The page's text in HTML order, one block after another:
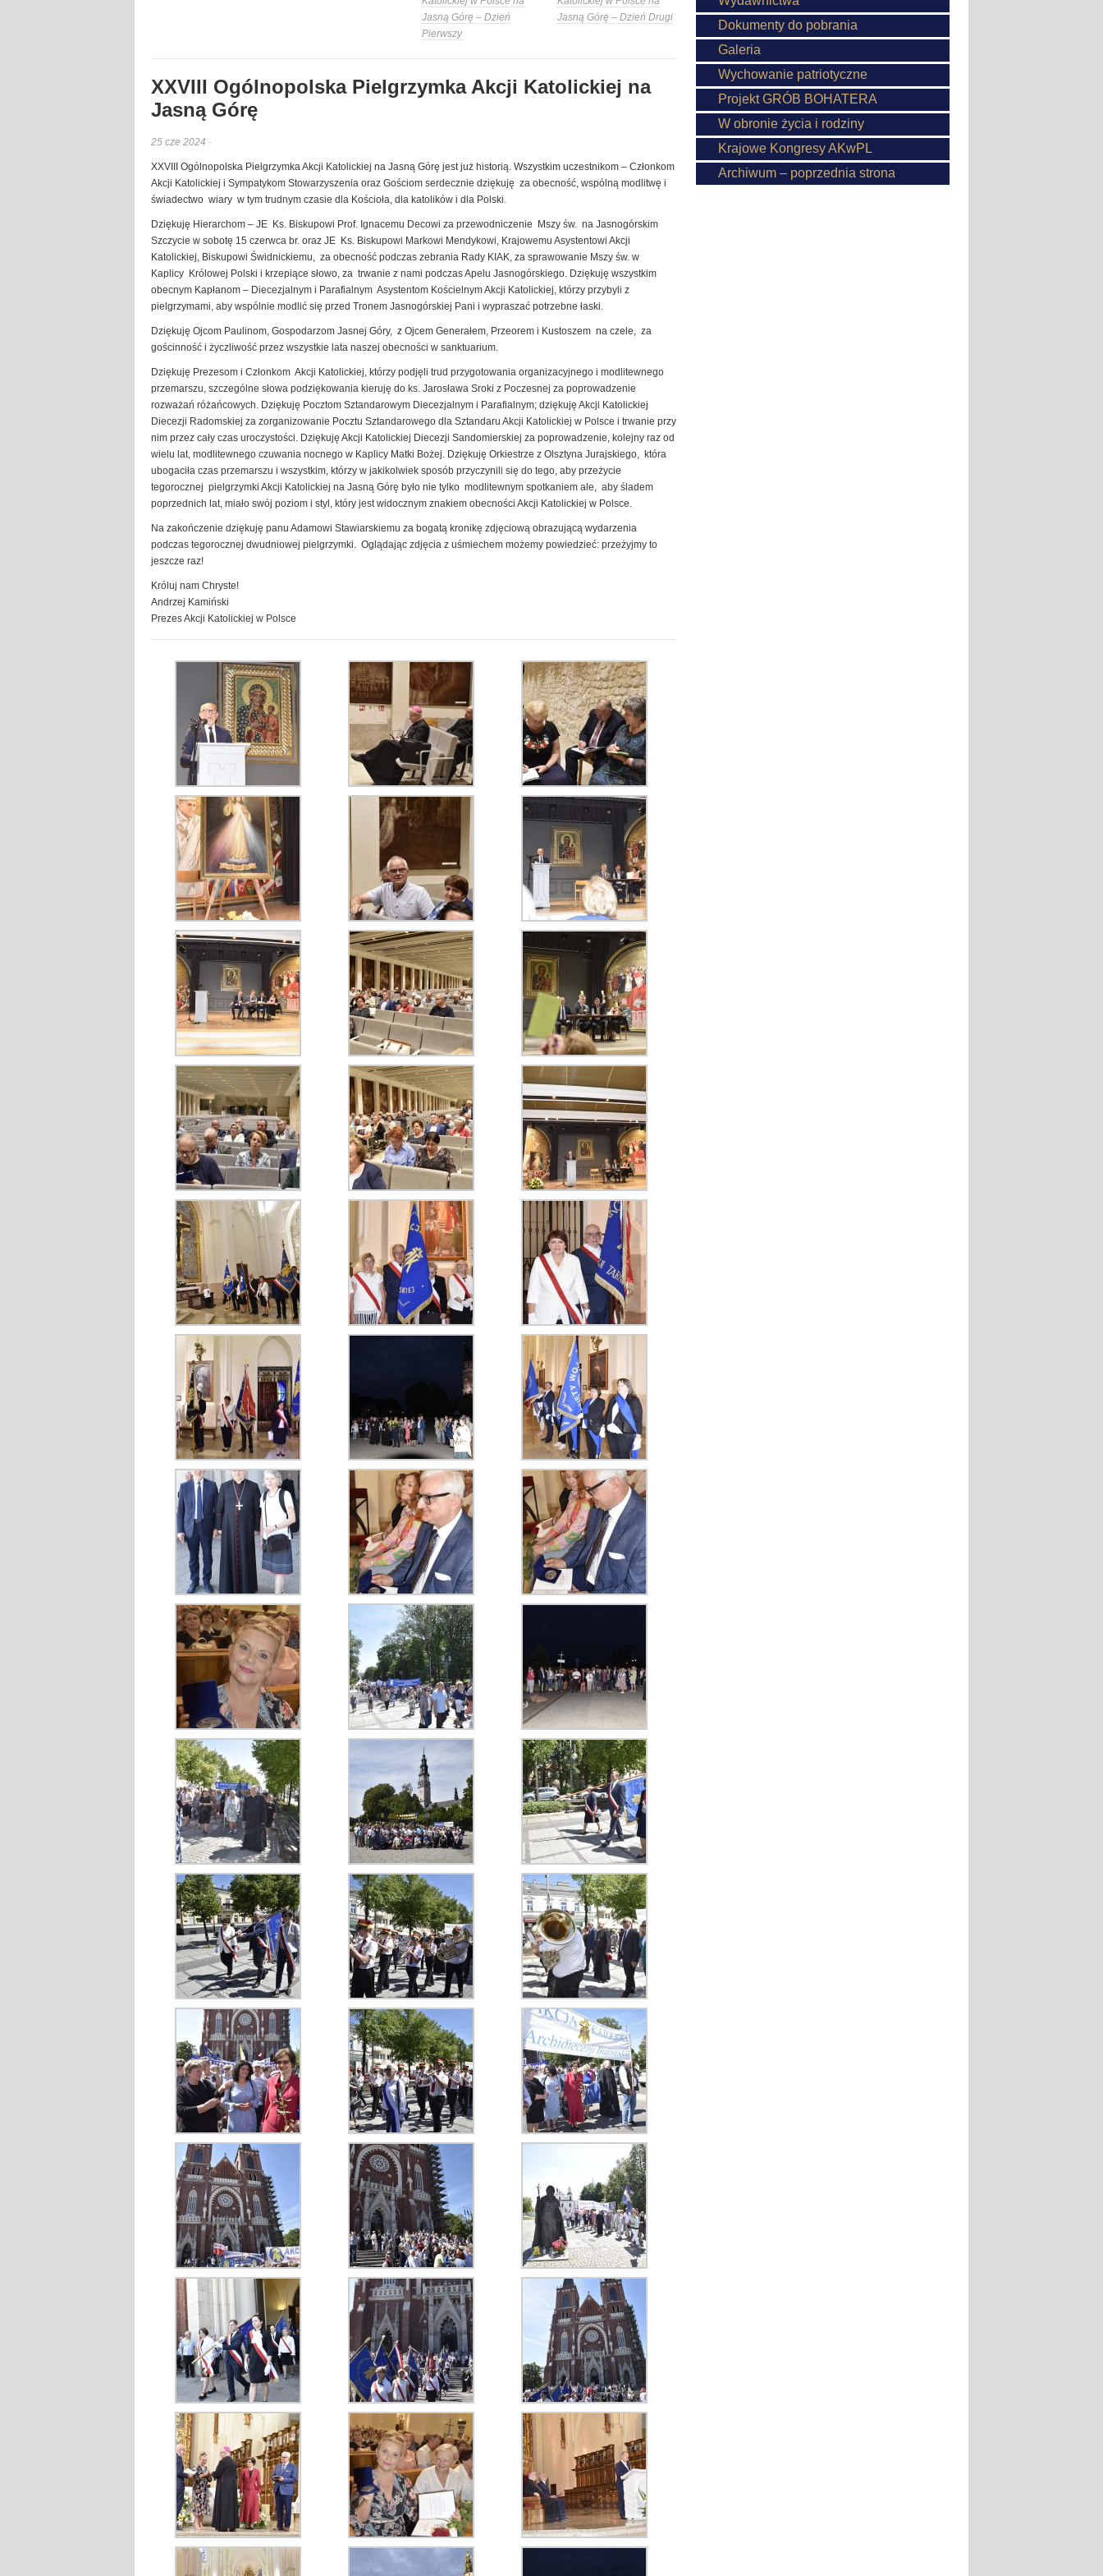
Jasną Górę – Dzień
Pierwszy
Jasną Górę – Dzień Drugi
XXVIII Ogólnopolska Pielgrzymka Akcji Katolickiej na
Jasną Górę
25 cze 2024 ·
XXVIII Ogólnopolska Pielgrzymka Akcji Katolickiej na Jasną Górę jest już historią. Wszystkim uczestnikom – Członkom
Akcji Katolickiej i Sympatykom Stowarzyszenia oraz Gościom serdecznie dziękuję za obecność, wspólną modlitwę i
świadectwo wiary w tym trudnym czasie dla Kościoła, dla katolików i dla Polski.
Dziękuję Hierarchom – JE Ks. Biskupowi Prof. Ignacemu Decowi za przewodniczenie Mszy św. na Jasnogórskim
Szczycie w sobotę 15 czerwca br. oraz JE Ks. Biskupowi Markowi Mendykowi, Krajowemu Asystentowi Akcji
Katolickiej, Biskupowi Świdnickiemu, za obecność podczas zebrania Rady KIAK, za sprawowanie Mszy św. w
Kaplicy Królowej Polski i krzepiące słowo, za trwanie z nami podczas Apelu Jasnogórskiego. Dziękuję wszystkim
obecnym Kapłanom – Diecezjalnym i Parafialnym Asystentom Kościelnym Akcji Katolickiej, którzy przybyli z
pielgrzymami, aby wspólnie modlić się przed Tronem Jasnogórskiej Pani i wypraszać potrzebne łaski.
Dziękuję Ojcom Paulinom, Gospodarzom Jasnej Góry, z Ojcem Generałem, Przeorem i Kustoszem na czele, za
gościnność i życzliwość przez wszystkie lata naszej obecności w sanktuarium.
Dziękuję Prezesom i Członkom Akcji Katolickiej, którzy podjęli trud przygotowania organizacyjnego i modlitewnego
przemarszu, szczególne słowa podziękowania kieruję do ks. Jarosława Sroki z Poczesnej za poprowadzenie
rozważań różańcowych. Dziękuję Pocztom Sztandarowym Diecezjalnym i Parafialnym; dziękuję Akcji Katolickiej
Diecezji Radomskiej za zorganizowanie Pocztu Sztandarowego dla Sztandaru Akcji Katolickiej w Polsce i trwanie przy
nim przez cały czas uroczystości. Dziękuję Akcji Katolickiej Diecezji Sandomierskiej za poprowadzenie, kolejny raz od
wielu lat, modlitewnego czuwania nocnego w Kaplicy Matki Bożej. Dziękuję Orkiestrze z Olsztyna Jurajskiego, która
ubogaciła czas przemarszu i wszystkim, którzy w jakikolwiek sposób przyczynili się do tego, aby przeżycie
tegorocznej pielgrzymki Akcji Katolickiej na Jasną Górę było nie tylko modlitewnym spotkaniem ale, aby śladem
poprzednich lat, miało swój poziom i styl, który jest widocznym znakiem obecności Akcji Katolickiej w Polsce.
Na zakończenie dziękuję panu Adamowi Stawiarskiemu za bogatą kronikę zdjęciową obrazującą wydarzenia
podczas tegorocznej dwudniowej pielgrzymki. Oglądając zdjęcia z uśmiechem możemy powiedzieć: przeżyjmy to
jeszcze raz!
Króluj nam Chryste!
Andrzej Kamiński
Prezes Akcji Katolickiej w Polsce
Dokumenty do pobrania
Galeria
Wychowanie patriotyczne
Projekt GRÓB BOHATERA
W obronie życia i rodziny
Krajowe Kongresy AKwPL
Archiwum – poprzednia strona